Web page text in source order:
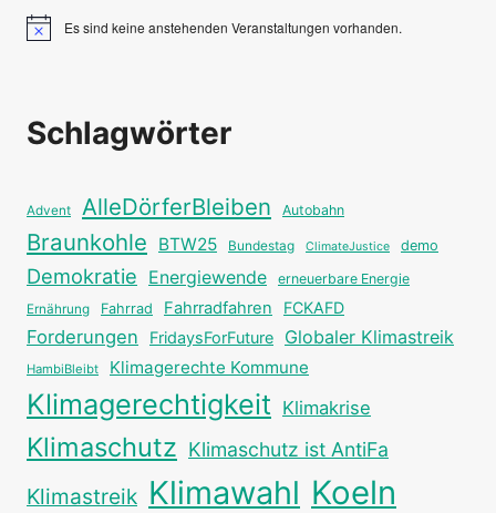
HinweisEs sind keine anstehenden Veranstaltungen vorhanden.
Schlagwörter
Advent AlleDörferBleiben Autobahn
Braunkohle BTW25 Bundestag ClimateJustice demo
Demokratie Energiewende erneuerbare Energie
Ernährung Fahrrad Fahrradfahren FCKAFD
Forderungen FridaysForFuture Globaler Klimastreik
HambiBleibt Klimagerechte Kommune
Klimagerechtigkeit Klimakrise
Klimaschutz Klimaschutz ist AntiFa
Klimastreik Klimawahl Koeln